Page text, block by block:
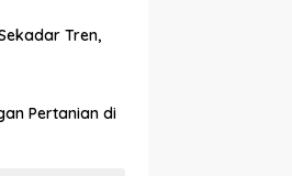
Tren,
Pertanian di